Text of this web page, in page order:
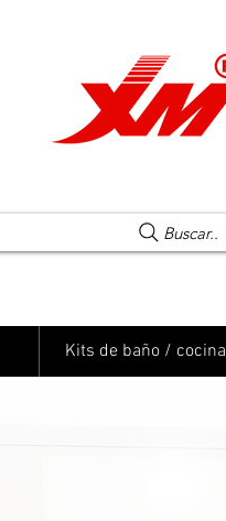
Buscar..
Kits de baño / cocina